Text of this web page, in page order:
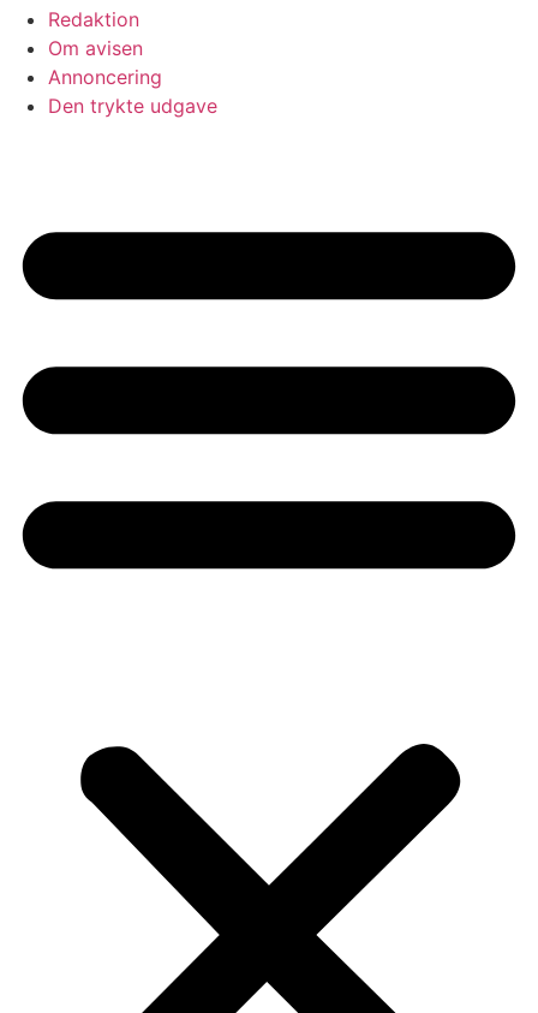
Redaktion
Om avisen
Annoncering
Den trykte udgave